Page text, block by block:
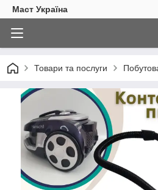
Маст Україна
Товари та послуги